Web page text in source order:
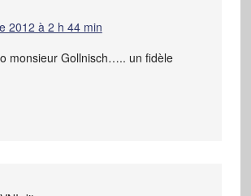
2012 à 2 h 44 min
monsieur Gollnisch….. un fidèle